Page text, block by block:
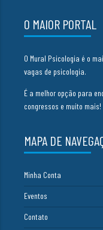
O MAIOR PORTAL
O Mural Psicologia é o
vagas de psicologia.
É a melhor opção para
congressos e muito mais!
MAPA DE
Minha Conta
Eventos
Contato